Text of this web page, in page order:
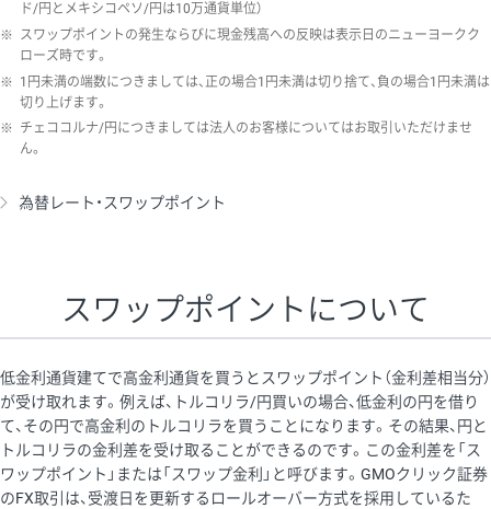
ド/円とメキシコペソ/円は10万通貨単位）
※ スワップポイントの発生ならびに現金残高への反映は表示日のニューヨークク
ローズ時です。
※ 1円未満の端数につきましては、正の場合1円未満は切り捨て、負の場合1円未満は
切り上げます。
※ チェココルナ/円につきましては法人のお客様についてはお取引いただけませ
ん。
為替レート・スワップポイント
スワップポイントについて
低金利通貨建てで高金利通貨を買うとスワップポイント（金利差相当分）
が受け取れます。例えば、トルコリラ/円買いの場合、低金利の円を借り
て、その円で高金利のトルコリラを買うことになります。その結果、円と
トルコリラの金利差を受け取ることができるのです。この金利差を「ス
ワップポイント」または「スワップ金利」と呼びます。GMOクリック証券
のFX取引は、受渡日を更新するロールオーバー方式を採用しているた